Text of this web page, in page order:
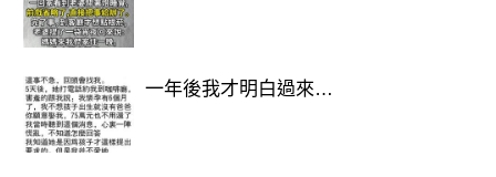
甚至開始有人肉搜索照片中的男子，懷
疑他可能是人販子，引發網友憤怒連
署，要求警方介入調查。
一年後我才明白過來…